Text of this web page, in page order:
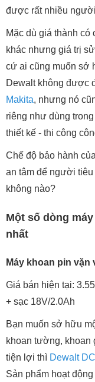
được rất nhiều
Mặc dù giá thành
khác nhưng giá trị
cứ ai cũng muốn sở
Dewalt không được
Makita, nhưng nó
riêng như dùng
thiết kế - thi công
Chế độ bảo hành
an tâm để người
không nào?
Một số dòng
nhất
Máy khoan pin vặn
Giá bán hiện tại:
+ sạc 18V/2.0Ah
Bạn muốn sở hữu
khoan tường, khoan
tiện lợi thì Dewalt
Sản phẩm hoạt